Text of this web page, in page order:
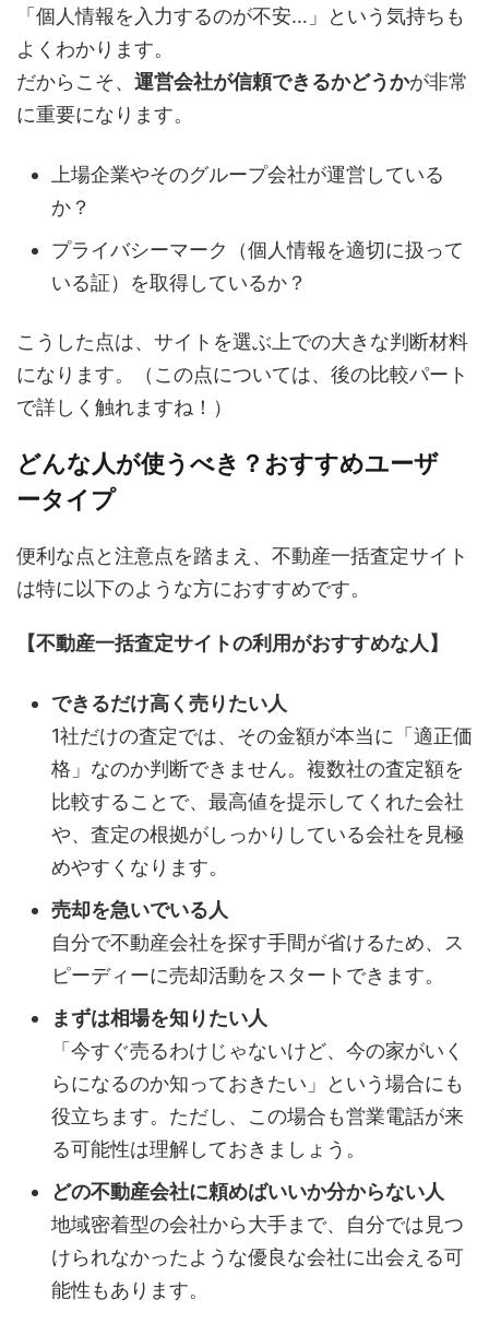
「個人情報を入力するのが不安…」という気持ちも
よくわかります。
だからこそ、 運営会社が信頼できるかどうかが非常
に重要になります。
上場企業やそのグループ会社が運営している
か？
プライバシーマーク（個人情報を適切に扱って
いる証）を取得しているか？
こうした点は、サイトを選ぶ上での大きな判断材料
になります。（この点については、後の比較パート
で詳しく触れますね！）
どんな人が使うべき？おすすめユーザ
ータイプ
便利な点と注意点を踏まえ、不動産一括査定サイト
は特に以下のような方におすすめです。
【不動産一括査定サイトの利用がおすすめな人】
できるだけ高く売りたい人
1社だけの査定では、その金額が本当に「適正価
格」なのか判断できません。複数社の査定額を
比較することで、最高値を提示してくれた会社
や、査定の根拠がしっかりしている会社を見極
めやすくなります。
売却を急いでいる人
自分で不動産会社を探す手間が省けるため、ス
ピーディーに売却活動をスタートできます。
まずは相場を知りたい人
「今すぐ売るわけじゃないけど、今の家がいく
らになるのか知っておきたい」という場合にも
役立ちます。ただし、この場合も営業電話が来
る可能性は理解しておきましょう。
どの不動産会社に頼めばいいか分からない人
地域密着型の会社から大手まで、自分では見つ
けられなかったような優良な会社に出会える可
能性もあります。